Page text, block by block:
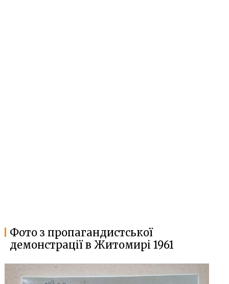
Фото з пропагандистської
демонстрації в Житомирі 1961